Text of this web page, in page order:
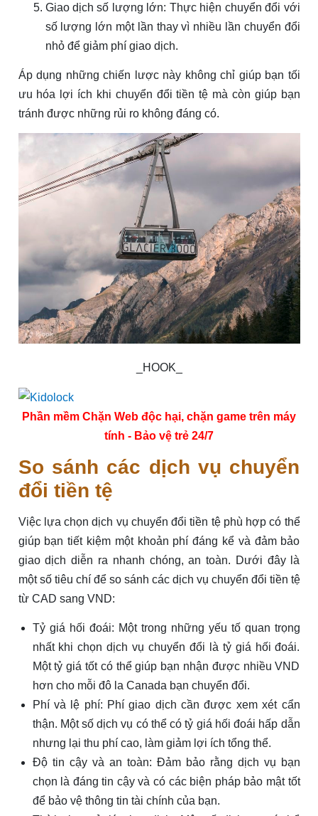
Giao dịch số lượng lớn: Thực hiện chuyển đổi với
số lượng lớn một lần thay vì nhiều lần chuyển đổi
nhỏ để giảm phí giao dịch.
Áp dụng những chiến lược này không chỉ giúp bạn tối
ưu hóa lợi ích khi chuyển đổi tiền tệ mà còn giúp bạn
tránh được những rủi ro không đáng có.
_HOOK_
Phần mềm Chặn Web độc hại, chặn game trên máy
tính - Bảo vệ trẻ 24/7
So sánh các dịch vụ chuyển
đổi tiền tệ
Việc lựa chọn dịch vụ chuyển đổi tiền tệ phù hợp có thể
giúp bạn tiết kiệm một khoản phí đáng kể và đảm bảo
giao dịch diễn ra nhanh chóng, an toàn. Dưới đây là
một số tiêu chí để so sánh các dịch vụ chuyển đổi tiền tệ
từ CAD sang VND:
Tỷ giá hối đoái: Một trong những yếu tố quan trọng
nhất khi chọn dịch vụ chuyển đổi là tỷ giá hối đoái.
Một tỷ giá tốt có thể giúp bạn nhận được nhiều VND
hơn cho mỗi đô la Canada bạn chuyển đổi.
Phí và lệ phí: Phí giao dịch cần được xem xét cẩn
thận. Một số dịch vụ có thể có tỷ giá hối đoái hấp dẫn
nhưng lại thu phí cao, làm giảm lợi ích tổng thể.
Độ tin cậy và an toàn: Đảm bảo rằng dịch vụ bạn
chọn là đáng tin cậy và có các biện pháp bảo mật tốt
để bảo vệ thông tin tài chính của bạn.